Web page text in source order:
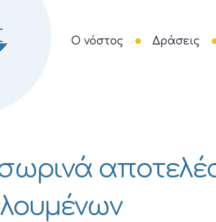
Ο νόστος Δράσεις